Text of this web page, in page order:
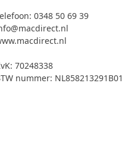
0348 50 69 39
70248338
nummer: NL858213291B01